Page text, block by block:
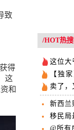
致
得
这
和
/HOT热
这位大
作了！
【独
一名中
卖了，
新西兰
是富人
移民局
要求
@所有